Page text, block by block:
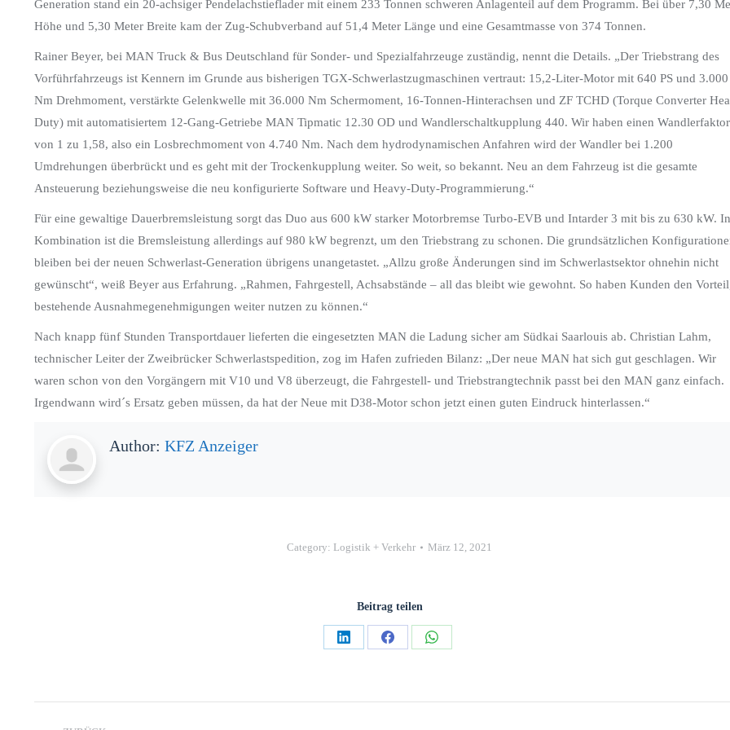
Generation stand ein 20-achsiger Pendelachstieflader mit einem 233 Tonnen schweren Anlagenteil auf dem Programm. Bei über 7,30
Höhe und 5,30 Meter Breite kam der Zug-Schubverband auf 51,4 Meter Länge und eine Gesamtmasse von 374 Tonnen.
Rainer Beyer, bei MAN Truck & Bus Deutschland für Sonder- und Spezialfahrzeuge zuständig, nennt die Details. „Der Triebstrang des
Vorführfahrzeugs ist Kennern im Grunde aus bisherigen TGX-Schwerlastzugmaschinen vertraut: 15,2-Liter-Motor mit 640 PS und 3.000
Nm Drehmoment, verstärkte Gelenkwelle mit 36.000 Nm Schermoment, 16-Tonnen-Hinterachsen und ZF TCHD (Torque Converter
Duty) mit automatisiertem 12-Gang-Getriebe MAN Tipmatic 12.30 OD und Wandlerschaltkupplung 440. Wir haben einen Wandlerfaktor
von 1 zu 1,58, also ein Losbrechmoment von 4.740 Nm. Nach dem hydrodynamischen Anfahren wird der Wandler bei 1.200
Umdrehungen überbrückt und es geht mit der Trockenkupplung weiter. So weit, so bekannt. Neu an dem Fahrzeug ist die gesamte
Ansteuerung beziehungsweise die neu konfigurierte Software und Heavy-Duty-Programmierung.“
Für eine gewaltige Dauerbremsleistung sorgt das Duo aus 600 kW starker Motorbremse Turbo-EVB und Intarder 3 mit bis zu 630 kW. In
Kombination ist die Bremsleistung allerdings auf 980 kW begrenzt, um den Triebstrang zu schonen. Die grundsätzlichen
bleiben bei der neuen Schwerlast-Generation übrigens unangetastet. „Allzu große Änderungen sind im Schwerlastsektor ohnehin nicht
gewünscht“, weiß Beyer aus Erfahrung. „Rahmen, Fahrgestell, Achsabstände – all das bleibt wie gewohnt. So haben Kunden den
bestehende Ausnahmegenehmigungen weiter nutzen zu können.“
Nach knapp fünf Stunden Transportdauer lieferten die eingesetzten MAN die Ladung sicher am Südkai Saarlouis ab. Christian Lahm,
technischer Leiter der Zweibrücker Schwerlastspedition, zog im Hafen zufrieden Bilanz: „Der neue MAN hat sich gut geschlagen. Wir
waren schon von den Vorgängern mit V10 und V8 überzeugt, die Fahrgestell- und Triebstrangtechnik passt bei den MAN ganz einfach.
Irgendwann wird´s Ersatz geben müssen, da hat der Neue mit D38-Motor schon jetzt einen guten Eindruck hinterlassen.“
Author: KFZ Anzeiger
Category: Logistik + Verkehr März 12, 2021
Beitrag teilen